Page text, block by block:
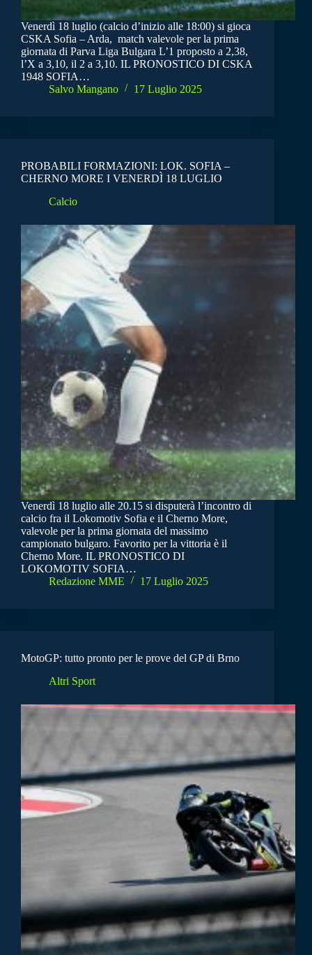
Venerdì 18 luglio (calcio d’inizio alle 18:00) si gioca
CSKA Sofia – Arda, match valevole per la prima
giornata di Parva Liga Bulgara L’1 proposto a 2,38,
l’X a 3,10, il 2 a 3,10. IL PRONOSTICO DI CSKA
1948 SOFIA…
Salvo Mangano
17 Luglio 2025
PROBABILI FORMAZIONI: LOK. SOFIA –
CHERNO MORE I VENERDÌ 18 LUGLIO
Calcio
Venerdì 18 luglio alle 20.15 si disputerà l’incontro di
calcio fra il Lokomotiv Sofia e il Cherno More,
valevole per la prima giornata del massimo
campionato bulgaro. Favorito per la vittoria è il
Cherno More. IL PRONOSTICO DI
LOKOMOTIV SOFIA…
Redazione MME
17 Luglio 2025
MotoGP: tutto pronto per le prove del GP di Brno
Altri Sport